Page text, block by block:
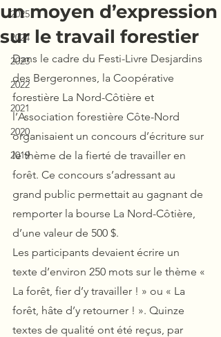
2025
2024
2023
2022
2021
2020
2019
un moyen d’expression
sur le travail forestier
Dans le cadre du Festi-Livre Desjardins
des Bergeronnes, la Coopérative
forestière La Nord-Côtière et
l’Association forestière Côte-Nord
organisaient un concours d’écriture sur
le thème de la fierté de travailler en
forêt. Ce concours s’adressant au
grand public permettait au gagnant de
remporter la bourse La Nord-Côtière,
d’une valeur de 500 $.
Les participants devaient écrire un
texte d’environ 250 mots sur le thème «
La forêt, fier d’y travailler ! » ou « La
forêt, hâte d’y retourner ! ». Quinze
textes de qualité ont été reçus, par